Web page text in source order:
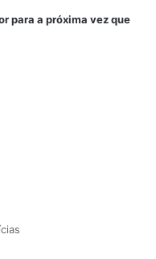
para a próxima vez que